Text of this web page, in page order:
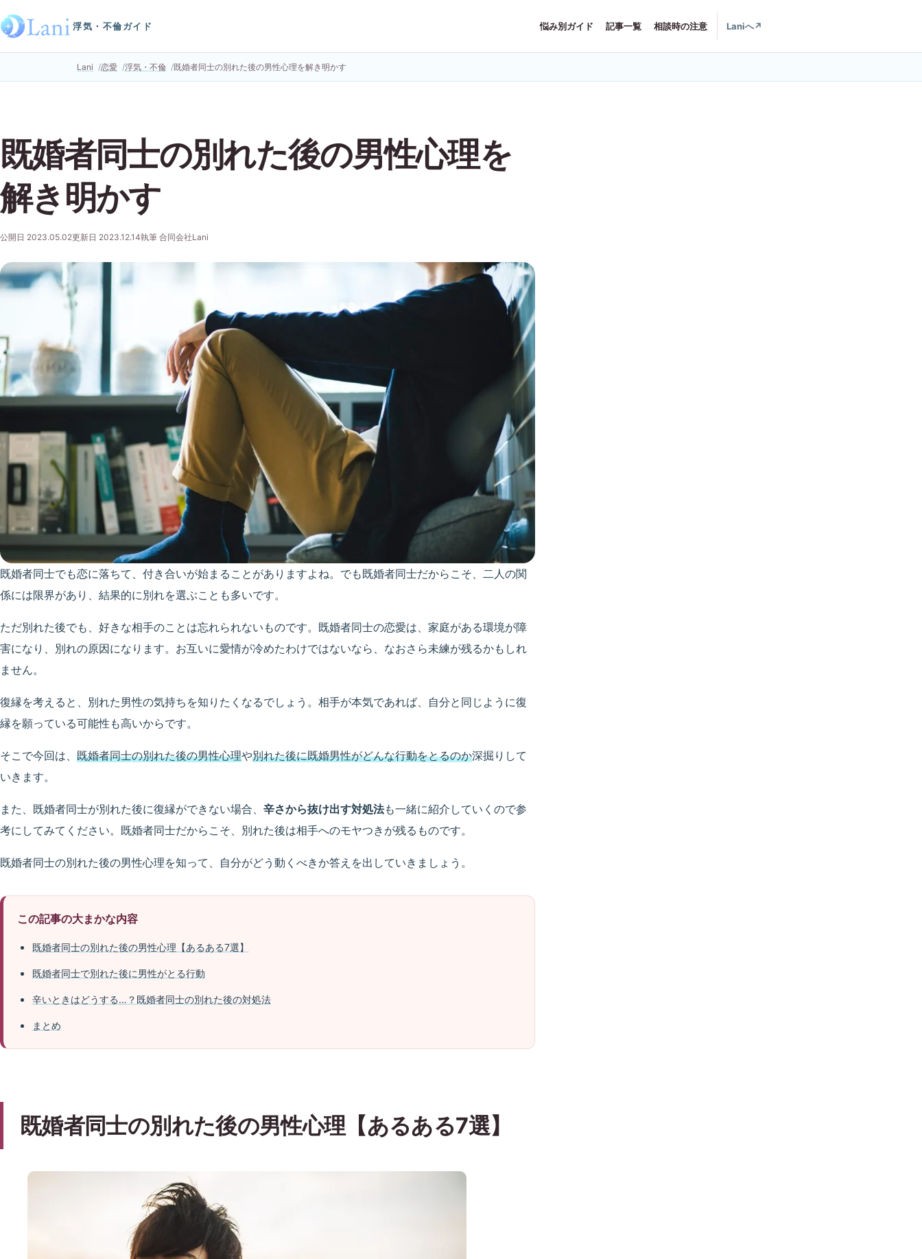
浮気・不倫ガイド 悩み別ガイド 記事一覧 相談時の注意 Laniへ↗
Lani 恋愛 浮気・不倫 既婚者同士の別れた後の男性心理を解き明かす
既婚者同士の別れた後の男性心理を
解き明かす
公開日 2023.05.02更新日 2023.12.14執筆 合同会社Lani
既婚者同士でも恋に落ちて、付き合いが始まることがありますよね。でも既婚者同士だからこそ、二人の関
係には限界があり、結果的に別れを選ぶことも多いです。
ただ別れた後でも、好きな相手のことは忘れられないものです。既婚者同士の恋愛は、家庭がある環境が障
害になり、別れの原因になります。お互いに愛情が冷めたわけではないなら、なおさら未練が残るかもしれ
ません。
復縁を考えると、別れた男性の気持ちを知りたくなるでしょう。相手が本気であれば、自分と同じように復
縁を願っている可能性も高いからです。
そこで今回は、 既婚者同士の別れた後の男性心理や別れた後に既婚男性がどんな行動をとるのか深掘りして
いきます。
また、既婚者同士が別れた後に復縁ができない場合、 辛さから抜け出す対処法も一緒に紹介していくので参
考にしてみてください。既婚者同士だからこそ、別れた後は相手へのモヤつきが残るものです。
既婚者同士の別れた後の男性心理を知って、自分がどう動くべきか答えを出していきましょう。
この記事の大まかな内容
既婚者同士の別れた後の男性心理【あるある7選】
既婚者同士で別れた後に男性がとる行動
辛いときはどうする…？既婚者同士の別れた後の対処法
まとめ
既婚者同士の別れた後の男性心理【あるある7選】